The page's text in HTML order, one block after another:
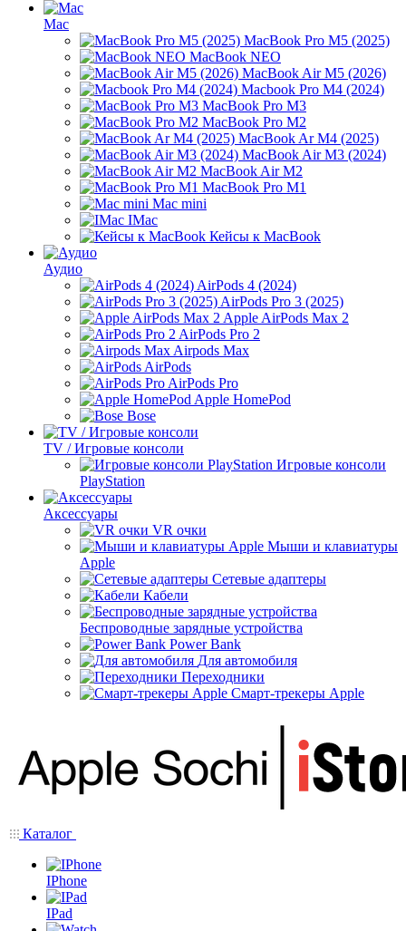
Mac
MacBook Pro M5 (2025)
MacBook NEO
MacBook Air M5 (2026)
Macbook Pro M4 (2024)
MacBook Pro M3
MacBook Pro M2
MacBook Ar M4 (2025)
MacBook Air M3 (2024)
MacBook Air M2
MacBook Pro M1
Mac mini
IMac
Кейсы к MacBook
Аудио
AirPods 4 (2024)
AirPods Pro 3 (2025)
Apple AirPods Max 2
AirPods Pro 2
Airpods Max
AirPods
AirPods Pro
Apple HomePod
Bose
TV / Игровые консоли
Игровые консоли
PlayStation
Аксессуары
VR очки
Мыши и клавиатуры
Apple
Сетевые адаптеры
Кабели
Беспроводные зарядные устройства
Power Bank
Для автомобиля
Переходники
Смарт-трекеры Apple
Каталог
IPhone
IPad